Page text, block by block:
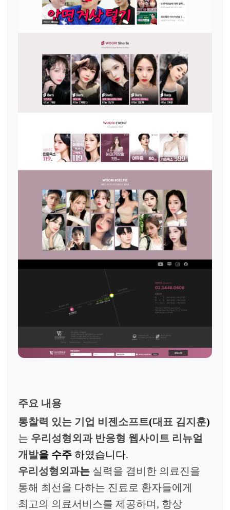
주요 내용
통찰력 있는 기업 비젠소프트(대표 김지훈)
는 우리성형외과 반응형 웹사이트 리뉴얼
개발을 수주 하였습니다.
우리성형외과는 실력을 겸비한 의료진을
통해 최선을 다하는 진료로 환자들에게
최고의 의료서비스를 제공하며, 항상